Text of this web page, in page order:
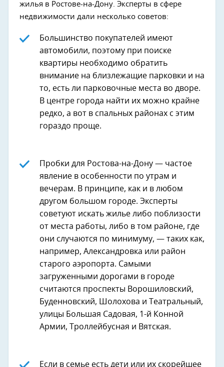
жилья в Ростове-на-Дону. Эксперты в сфере
недвижимости дали несколько советов:
Большинство покупателей имеют
автомобили, поэтому при поиске
квартиры необходимо обратить
внимание на близлежащие парковки и на
то, есть ли парковочные места во дворе.
В центре города найти их можно крайне
редко, а вот в спальных районах с этим
гораздо проще.
Пробки для Ростова-на-Дону — частое
явление в особенности по утрам и
вечерам. В принципе, как и в любом
другом большом городе. Эксперты
советуют искать жилье либо поблизости
от места работы, либо в том районе, где
они случаются по минимуму, — таких как,
например, Александровка или район
старого аэропорта. Самыми
загруженными дорогами в городе
считаются проспекты Ворошиловский,
Буденновский, Шолохова и Театральный,
улицы Большая Садовая, 1-й Конной
Армии, Троллейбусная и Вятская.
Если в семье есть дети или их скорейшее